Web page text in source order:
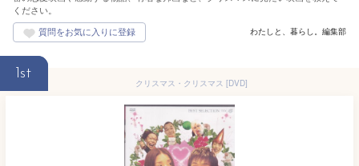
ください。
わたしと、暮らし。編集部
1st
クリスマス・クリスマス [DVD]